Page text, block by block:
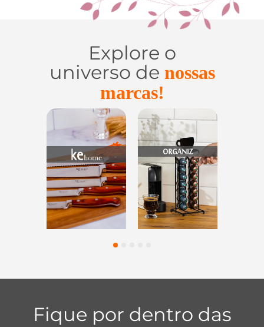
Explore o
universo de nossas
marcas!
Lar
Casa e
Organização
Utilidades de
45
Fique por dentro das